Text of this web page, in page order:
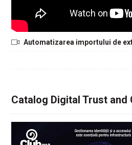
Automatizarea importului de
Catalog Digital Trust and